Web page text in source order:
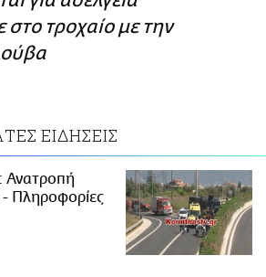
στο τροχαίο με την
ΕΙΔΗΣΕΙΣ
Ανατροπή
Πληροφορίες